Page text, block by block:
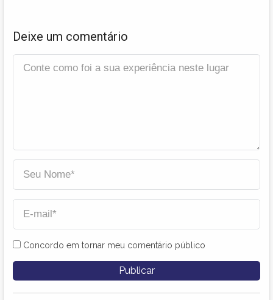
Deixe um comentário
Concordo em tornar meu comentário público